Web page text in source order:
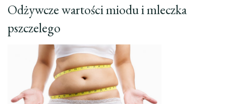
Odżywcze wartości miodu i mleczka
pszczelego